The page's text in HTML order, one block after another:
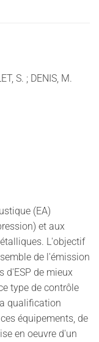
S. ; DENIS, M.
(EA)
et aux
L'objectif
de l'émission
d'ESP de mieux
type de contrôle
qualification
équipements, de
en oeuvre d'un